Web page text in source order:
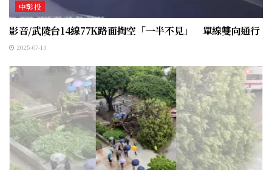
中彰投
影音/武陵台14線77K路面掏空「一半不見」 單線雙向通行
2025-07-13